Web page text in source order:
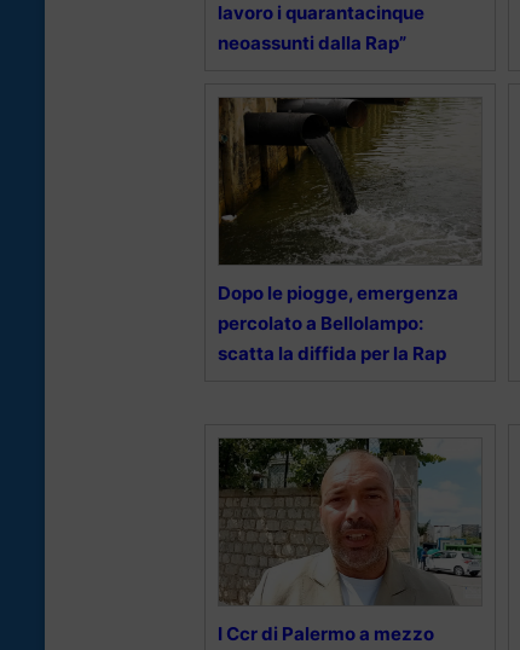
lavoro i quarantacinque
neoassunti dalla Rap”
Dopo le piogge, emergenza
percolato a Bellolampo:
scatta la diffida per la Rap
I Ccr di Palermo a mezzo